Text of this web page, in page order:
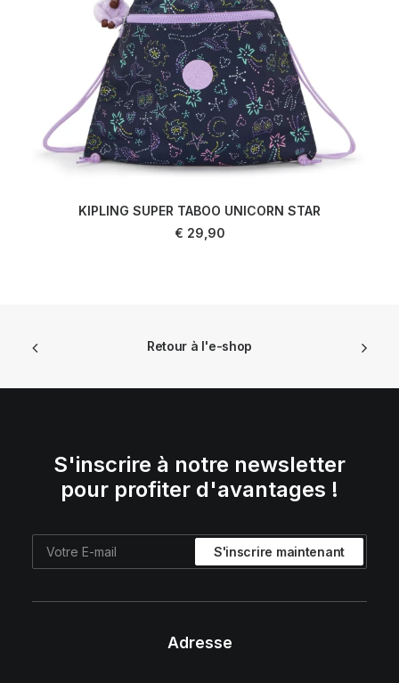
KIPLING SUPER TABOO UNICORN STAR
€ 29,90
Retour à l'e-shop
S'inscrire à notre newsletter
pour profiter d'avantages !
Adresse